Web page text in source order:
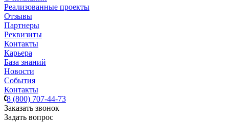
Реализованные проекты
Отзывы
Партнеры
Реквизиты
Контакты
Карьера
База знаний
Новости
События
Контакты
8 (800) 707-44-73
Заказать звонок
Задать вопрос